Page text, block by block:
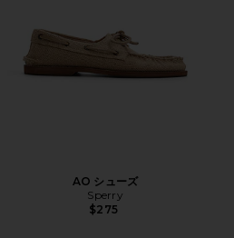
AO シューズ
Sperry
$275